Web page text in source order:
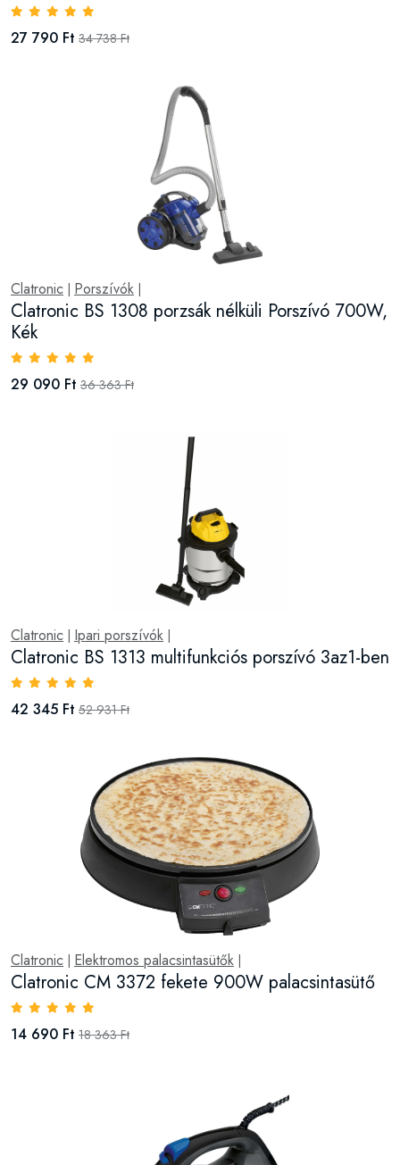
27 790 Ft 34 738 Ft
Clatronic Porszívók
Clatronic BS 1308 porzsák nélküli Porszívó 700W,
Kék
29 090 Ft 36 363 Ft
Clatronic Ipari porszívók
Clatronic BS 1313 multifunkciós porszívó 3az1-ben
42 345 Ft 52 931 Ft
Clatronic Elektromos palacsintasütők
Clatronic CM 3372 fekete 900W palacsintasütő
14 690 Ft 18 363 Ft